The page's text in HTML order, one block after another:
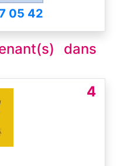
05 42
dans
4